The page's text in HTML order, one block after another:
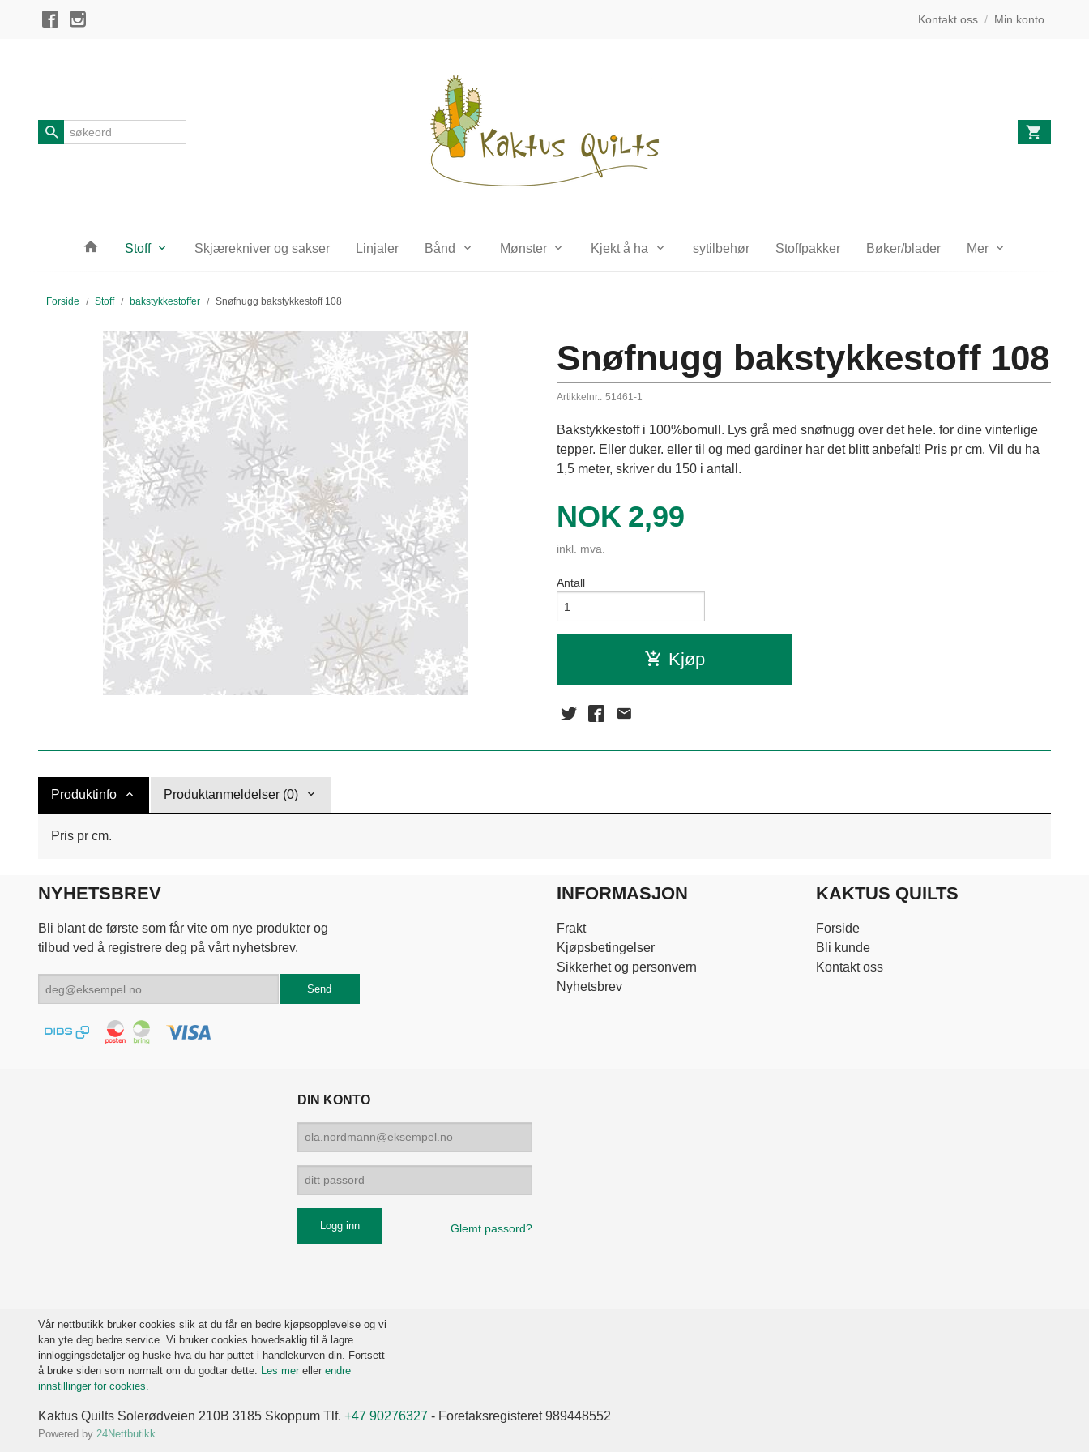
Kontakt oss / Min konto
Produkter
Stoff Skjærekniver og sakser Linjaler Bånd Mønster Kjekt å ha sytilbehør Stoffpakker Bøker/blader Mer
Forside Stoff bakstykkestoffer Snøfnugg bakstykkestoff 108
Snøfnugg bakstykkestoff 108
Artikkelnr.: 51461-1
Bakstykkestoff i 100%bomull. Lys grå med snøfnugg over det hele. for dine vinterlige
tepper. Eller duker. eller til og med gardiner har det blitt anbefalt! Pris pr cm. Vil du ha
1,5 meter, skriver du 150 i antall.
Pris
NOK 2,99
inkl. mva.
Antall
Kjøp
Produktinfo Produktanmeldelser (0)
Pris pr cm.
NYHETSBREV
Bli blant de første som får vite om nye produkter og
tilbud ved å registrere deg på vårt nyhetsbrev.
INFORMASJON
Frakt
Kjøpsbetingelser
Sikkerhet og personvern
Nyhetsbrev
KAKTUS QUILTS
Forside
Bli kunde
Kontakt oss
DIN KONTO
Glemt passord?
Vår nettbutikk bruker cookies slik at du får en bedre kjøpsopplevelse og vi
kan yte deg bedre service. Vi bruker cookies hovedsaklig til å lagre
innloggingsdetaljer og huske hva du har puttet i handlekurven din. Fortsett
å bruke siden som normalt om du godtar dette.
Les mer eller endre
innstillinger for cookies.
Kaktus Quilts Solerødveien 210B 3185 Skoppum Tlf. +47 90276327 - Foretaksregisteret 989448552
Powered by 24Nettbutikk